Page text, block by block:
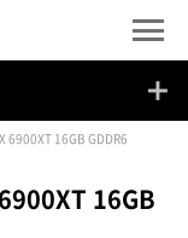
6900XT 16GB GDDR6
16GB